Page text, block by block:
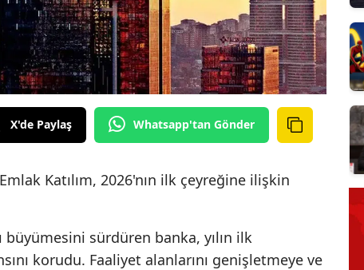
X'de Paylaş Whatsapp'tan Gönder
Katılım, 2026'nın ilk çeyreğine ilişkin
sürdüren banka, yılın ilk
korudu. Faaliyet alanlarını genişletmeye ve